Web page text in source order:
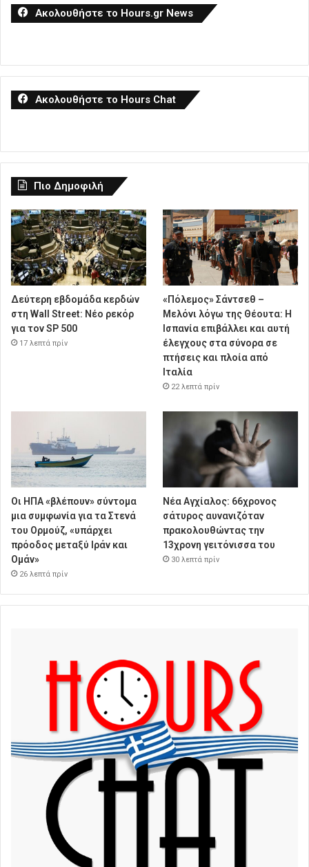
Ακολουθήστε το Hours.gr News
Ακολουθήστε το Hours Chat
Πιο Δημοφιλή
Δεύτερη εβδομάδα κερδών
στη Wall Street: Νέο ρεκόρ
για τον SP 500
17 λεπτά πρίν
«Πόλεμος» Σάντσεθ –
Μελόνι λόγω της Θέουτα: Η
Ισπανία επιβάλλει και αυτή
έλεγχους στα σύνορα σε
πτήσεις και πλοία από
Ιταλία
22 λεπτά πρίν
Οι ΗΠΑ «βλέπουν» σύντομα
μια συμφωνία για τα Στενά
του Ορμούζ, «υπάρχει
πρόοδος μεταξύ Ιράν και
Ομάν»
26 λεπτά πρίν
Νέα Αγχίαλος: 66χρονος
σάτυρος αυνανιζόταν
πρακολουθώντας την
13χρονη γειτόνισσα του
30 λεπτά πρίν